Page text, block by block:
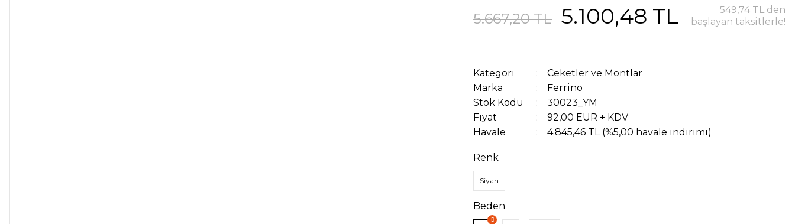
5.667,20 TL 5.100,48 TL
549,74 TL den
başlayan taksitlerle!
Kategori
Ceketler ve Montlar
Marka
Ferrino
Stok Kodu
30023_YM
Fiyat
92,00 EUR + KDV
Havale
4.845,46 TL (%5,00 havale indirimi)
Renk
Siyah
Beden